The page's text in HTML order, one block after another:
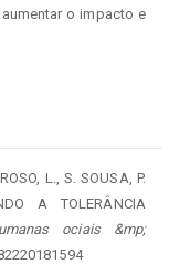
o impacto e
L., S. SOUSA, P.
A TOLERÂNCIA
umanas ociais &mp;